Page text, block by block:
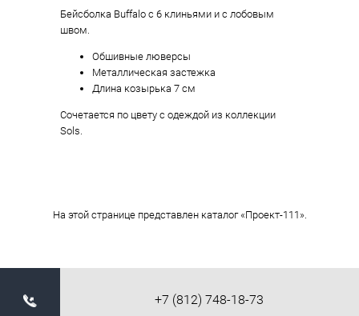
Бейсболка Buffalo с 6 клиньями и с лобовым
швом.
Обшивные люверсы
Металлическая застежка
Длина козырька 7 см
Сочетается по цвету с одеждой из коллекции
Sols.
На этой странице представлен каталог «Проект-111».
+7 (812) 748-18-73